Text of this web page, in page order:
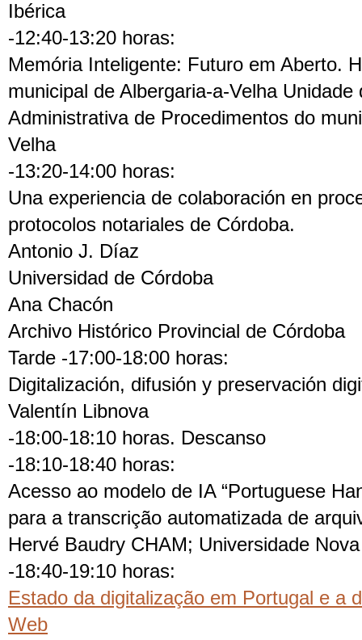
Ibérica
-12:40-13:20 horas:
Memória Inteligente: Futuro em Aberto.
municipal de Albergaria-a-Velha Unidade
Administrativa de Procedimentos do
Velha
-13:20-14:00 horas:
Una experiencia de colaboración en
protocolos notariales de Córdoba.
Antonio J. Díaz
Universidad de Córdoba
Ana Chacón
Archivo Histórico Provincial de Córdoba
Tarde -17:00-18:00 horas:
Digitalización, difusión y preservación
Valentín Libnova
-18:00-18:10 horas. Descanso
-18:10-18:40 horas:
Acesso ao modelo de IA “Portuguese
para a transcrição automatizada de
Hervé Baudry CHAM; Universidade
-18:40-19:10 horas:
Estado da digitalização em Portugal e a
Web